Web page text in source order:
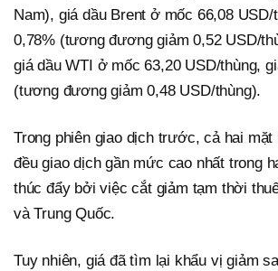
Nam), giá dầu Brent ở mốc 66,08 USD/
0,78% (tương đương giảm 0,52 USD/
giá dầu WTI ở mốc 63,20 USD/thùng,
(tương đương giảm 0,48 USD/thùng).
Trong phiên giao dịch trước, cả hai mặt
đều giao dịch gần mức cao nhất trong
thúc đẩy bởi việc cắt giảm tạm thời
và Trung Quốc.
Tuy nhiên, giá đã tìm lại khẩu vị giảm